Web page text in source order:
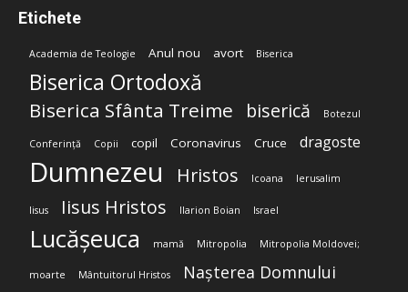
Etichete
Academia de Teologie Anul nou avort Biserica
Biserica Ortodoxă
Biserica Sfânta Treime biserică Botezul
Conferință Copii copil Coronavirus Cruce dragoste
Dumnezeu Hristos Icoana Ierusalim
Iisus Iisus Hristos Ilarion Boian Israel
Lucășeuca mamă Mitropolia Mitropolia Moldovei;
moarte Mântuitorul Hristos Nașterea Domnului